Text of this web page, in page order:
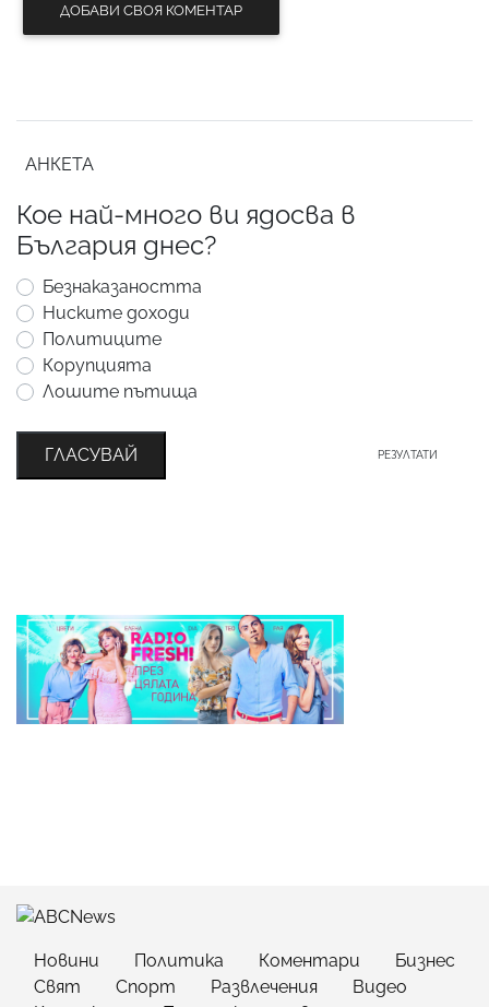
ДОБАВИ СВОЯ КОМЕНТАР
АНКЕТА
Кое най-много ви ядосва в
България днес?
Безнаказаността
Ниските доходи
Политиците
Корупцията
Лошите пътища
ГЛАСУВАЙ РЕЗУЛТАТИ
Новини Политика Коментари
Бизнес
Свят
Спорт Развлечения
Видео